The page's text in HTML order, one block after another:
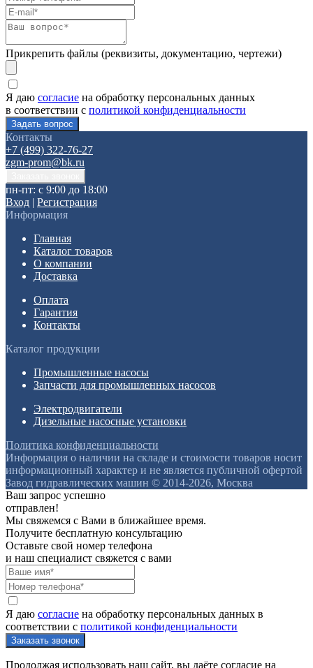
Прикрепить файлы (реквизиты, документацию, чертежи)
Я даю согласие на обработку персональных данных
в соответствии с политикой конфиденциальности
Контакты
+7 (499) 322-76-27
zgm-prom@bk.ru
пн-пт: с 9:00 до 18:00
Вход | Регистрация
Информация
Главная
Каталог товаров
О компании
Доставка
Оплата
Гарантия
Контакты
Каталог продукции
Промышленные насосы
Запчасти для промышленных насосов
Электродвигатели
Дизельные насосные установки
Политика конфиденциальности
Информация о наличии на складе и стоимости товаров носит
информационный характер и не является публичной офертой
Завод гидравлических машин © 2014-2026, Москва
Ваш запрос успешно
отправлен!
Мы свяжемся с Вами в ближайшее время.
Получите бесплатную консультацию
Оставьте свой номер телефона
и наш специалист свяжется с вами
Я даю согласие на обработку персональных данных в
соответствии с политикой конфиденциальности
Продолжая использовать наш сайт, вы даёте согласие на